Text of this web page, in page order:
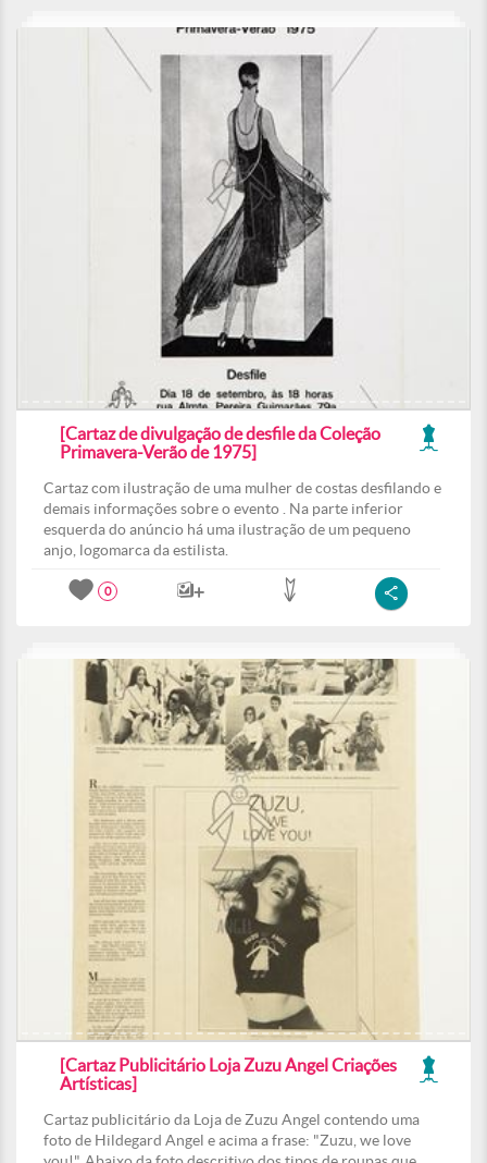
[Cartaz de divulgação de desfile da Coleção
Primavera-Verão de 1975]
Cartaz com ilustração de uma mulher de costas desfilando e
demais informações sobre o evento . Na parte inferior
esquerda do anúncio há uma ilustração de um pequeno
anjo, logomarca da estilista.
0
[Cartaz Publicitário Loja Zuzu Angel Criações
Artísticas]
Cartaz publicitário da Loja de Zuzu Angel contendo uma
foto de Hildegard Angel e acima a frase: "Zuzu, we love